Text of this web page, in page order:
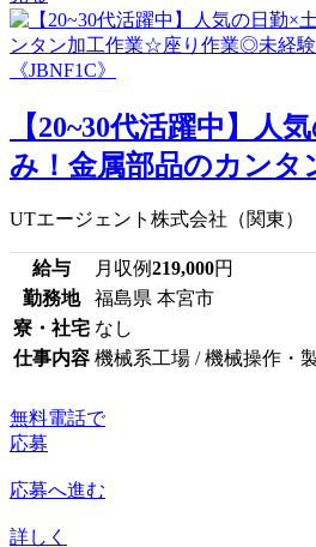
【20~30代活躍中】人
み！金属部品のカン
UTエージェント株式会社（関東）
給与 月収例219,000円
勤務地
福島県 本宮市
寮・社宅 なし
仕事内容 機械系工場 / 機械操作・
無料電話で
応募
応募へ進む
詳しく